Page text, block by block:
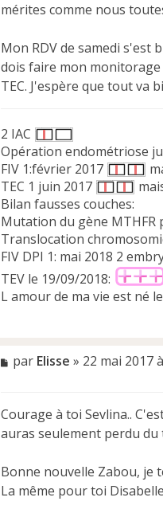
mérites comme nous
Mon RDV de samedi s'est
dois faire mon
TEC. J'espère que tout va
2 IAC
Opération endométriose
FIV 1:février 2017
TEC 1 juin 2017
Bilan fausses couches:
Mutation du gène MTHFR
Translocation
FIV DPI 1: mai 2018 2
TEV le 19/09/2018:
L amour de ma vie est né
M
a
g
n
o
n
par Elisse » 22 mai 2017
Courage à toi Sevlina..
auras seulement perdu du
Bonne nouvelle Zabou, je
La même pour toi